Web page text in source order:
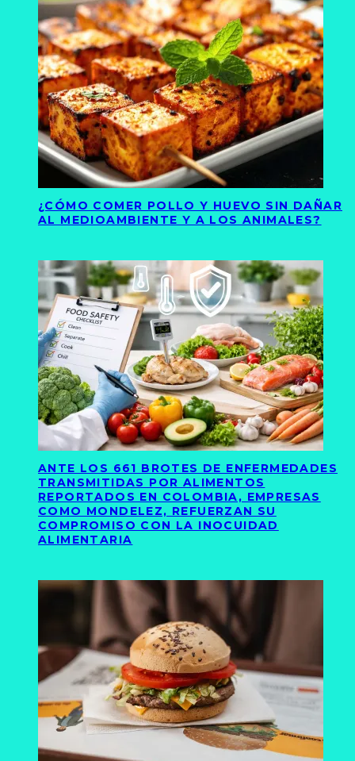
¿CÓMO COMER POLLO Y HUEVO SIN DAÑAR
AL MEDIOAMBIENTE Y A LOS ANIMALES?
ANTE LOS 661 BROTES DE ENFERMEDADES
TRANSMITIDAS POR ALIMENTOS
REPORTADOS EN COLOMBIA, EMPRESAS
COMO MONDELEZ, REFUERZAN SU
COMPROMISO CON LA INOCUIDAD
ALIMENTARIA